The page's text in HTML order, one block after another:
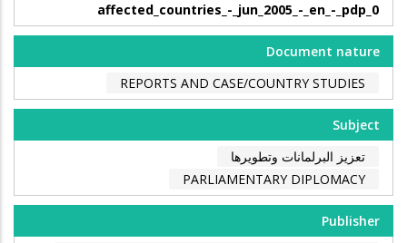
affected_countries_-_jun_2005_-_en_-_pdp_0
Document nature
REPORTS AND CASE/COUNTRY STUDIES
Subject
تعزيز البرلمانات وتطويرها
PARLIAMENTARY DIPLOMACY
Publisher